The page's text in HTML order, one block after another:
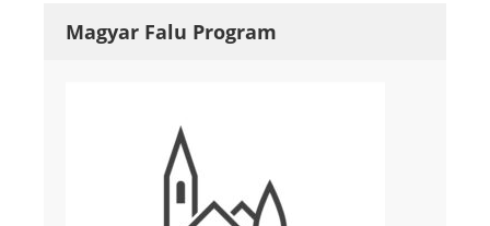
Magyar Falu Program